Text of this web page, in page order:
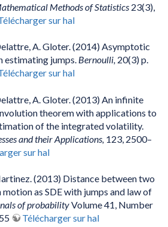
Methods of Statistics 23(3),
sur hal
A. Gloter. (2014) Asymptotic
estimating jumps. Bernoulli, 20(3) p.
sur hal
A. Gloter. (2013) An infinite
theorem with applications to
of the integrated volatility.
and their Applications, 123, 2500–
sur hal
(2013) Distance between two
as SDE with jumps and law of
of probabilityVolume 41, Number
Télécharger sur hal